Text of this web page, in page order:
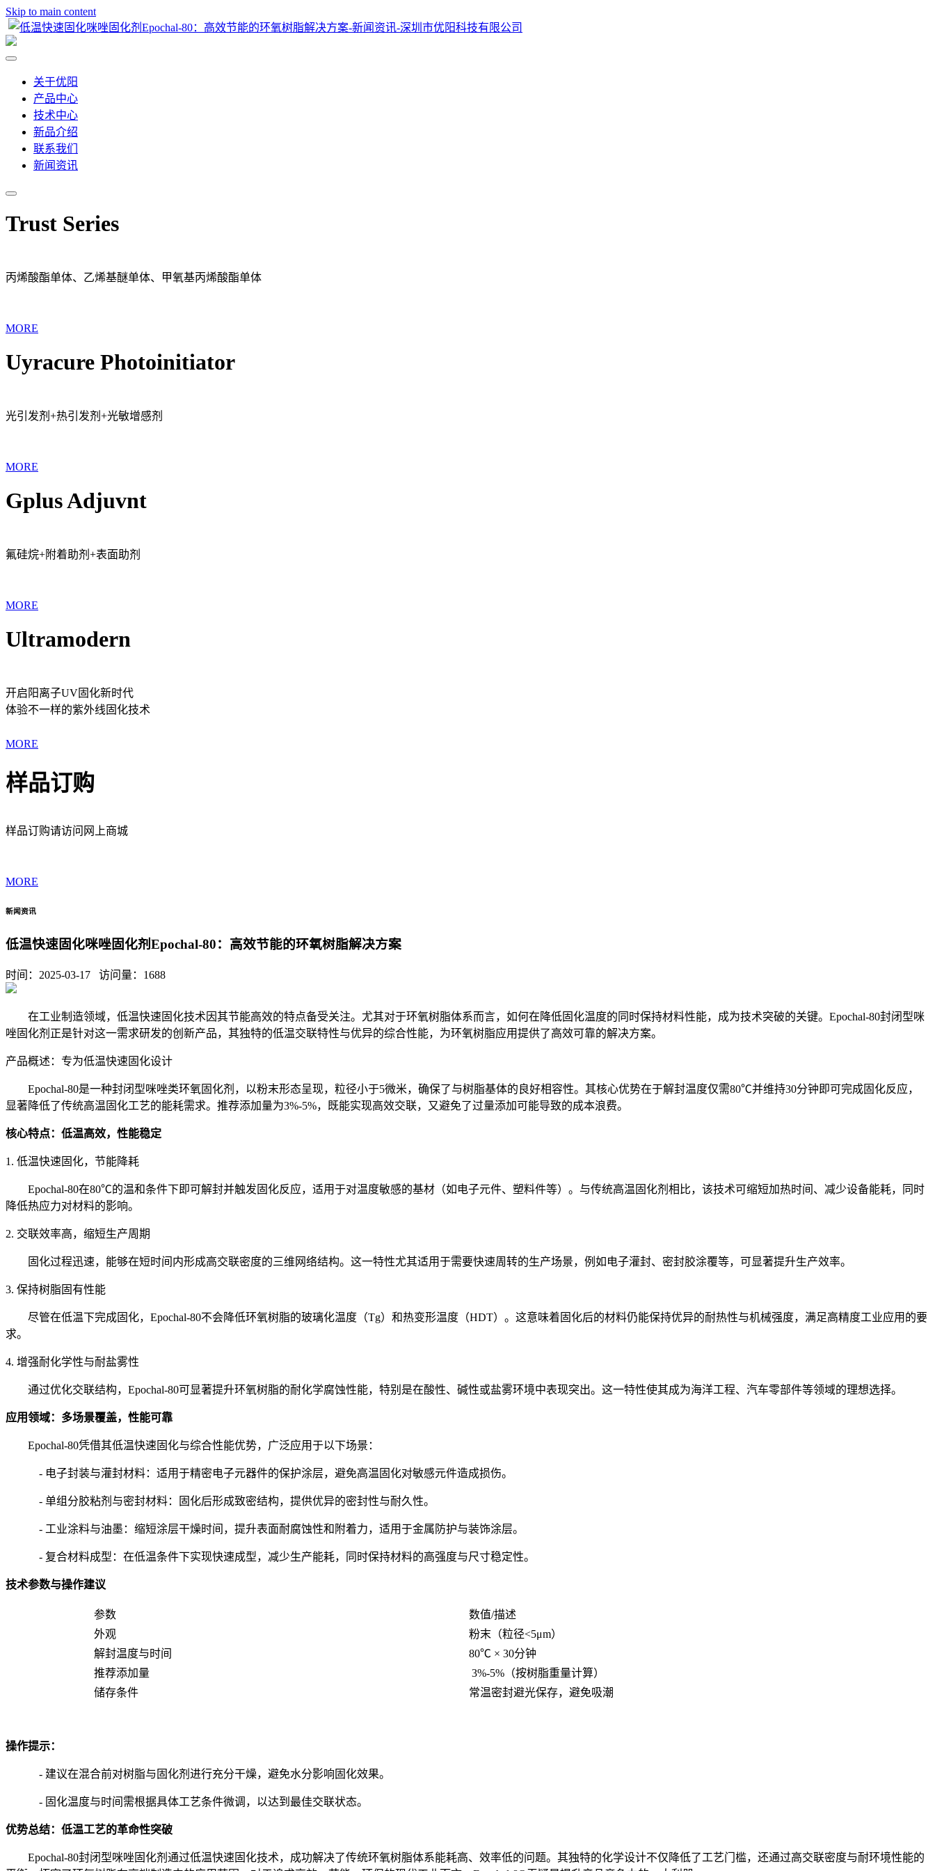
Skip to main content
关于优阳
产品中心
技术中心
新品介绍
联系我们
新闻资讯
Trust Series
丙烯酸酯单体、乙烯基醚单体、甲氧基丙烯酸酯单体
MORE
Uyracure Photoinitiator
光引发剂+热引发剂+光敏增感剂
MORE
Gplus Adjuvnt
氟硅烷+附着助剂+表面助剂
MORE
Ultramodern
开启阳离子UV固化新时代
体验不一样的紫外线固化技术
MORE
样品订购
样品订购请访问网上商城
MORE
新闻资讯
低温快速固化咪唑固化剂Epochal-80：高效节能的环氧树脂解决方案
时间：2025-03-17 访问量： 1688
在工业制造领域，低温快速固化技术因其节能高效的特点备受关注。尤其对于环氧树脂体系而言，如何在降低固化温度的同时保持材料性能，成为技术突破的关键。Epochal-80封闭型咪
唑固化剂正是针对这一需求研发的创新产品，其独特的低温交联特性与优异的综合性能，为环氧树脂应用提供了高效可靠的解决方案。
产品概述：专为低温快速固化设计
Epochal-80是一种封闭型咪唑类环氧固化剂，以粉末形态呈现，粒径小于5微米，确保了与树脂基体的良好相容性。其核心优势在于解封温度仅需80℃并维持30分钟即可完成固化反应，
显著降低了传统高温固化工艺的能耗需求。推荐添加量为3%-5%，既能实现高效交联，又避免了过量添加可能导致的成本浪费。
核心特点：低温高效，性能稳定
1. 低温快速固化，节能降耗
Epochal-80在80℃的温和条件下即可解封并触发固化反应，适用于对温度敏感的基材（如电子元件、塑料件等）。与传统高温固化剂相比，该技术可缩短加热时间、减少设备能耗，同时
降低热应力对材料的影响。
2. 交联效率高，缩短生产周期
固化过程迅速，能够在短时间内形成高交联密度的三维网络结构。这一特性尤其适用于需要快速周转的生产场景，例如电子灌封、密封胶涂覆等，可显著提升生产效率。
3. 保持树脂固有性能
尽管在低温下完成固化，Epochal-80不会降低环氧树脂的玻璃化温度（Tg）和热变形温度（HDT）。这意味着固化后的材料仍能保持优异的耐热性与机械强度，满足高精度工业应用的要
求。
4. 增强耐化学性与耐盐雾性
通过优化交联结构，Epochal-80可显著提升环氧树脂的耐化学腐蚀性能，特别是在酸性、碱性或盐雾环境中表现突出。这一特性使其成为海洋工程、汽车零部件等领域的理想选择。
应用领域：多场景覆盖，性能可靠
Epochal-80凭借其低温快速固化与综合性能优势，广泛应用于以下场景：
- 电子封装与灌封材料：适用于精密电子元器件的保护涂层，避免高温固化对敏感元件造成损伤。
- 单组分胶粘剂与密封材料：固化后形成致密结构，提供优异的密封性与耐久性。
- 工业涂料与油墨：缩短涂层干燥时间，提升表面耐腐蚀性和附着力，适用于金属防护与装饰涂层。
- 复合材料成型：在低温条件下实现快速成型，减少生产能耗，同时保持材料的高强度与尺寸稳定性。
技术参数与操作建议
参数
数值/描述
外观
粉末（粒径<5μm）
解封温度与时间
80℃ × 30分钟
推荐添加量
3%-5%（按树脂重量计算）
储存条件
常温密封避光保存，避免吸潮
操作提示：
- 建议在混合前对树脂与固化剂进行充分干燥，避免水分影响固化效果。
- 固化温度与时间需根据具体工艺条件微调，以达到最佳交联状态。
优势总结：低温工艺的革命性突破
Epochal-80封闭型咪唑固化剂通过低温快速固化技术，成功解决了传统环氧树脂体系能耗高、效率低的问题。其独特的化学设计不仅降低了工艺门槛，还通过高交联密度与耐环境性能的